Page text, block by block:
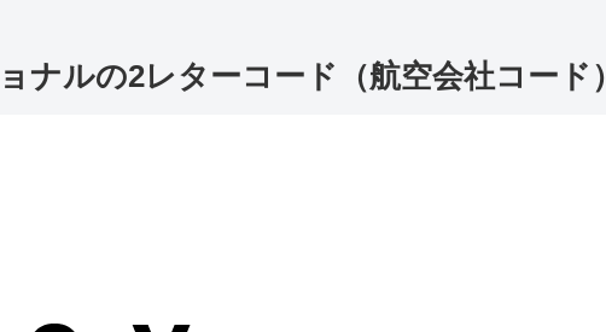
ナルの2レターコード（航空会社コード）